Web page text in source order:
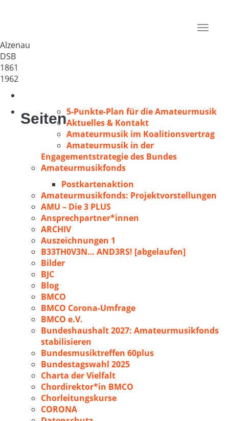
Toggle
Alzenau
DSB
1861
1962
Seiten5-Punkte-Plan für die Amateurmusik
Aktuelles & Kontakt
Amateurmusik im Koalitionsvertrag
Amateurmusik in der
Engagementstrategie des Bundes
Amateurmusikfonds
Postkartenaktion
Amateurmusikfonds: Projektvorstellungen
AMU – Die 3 PLUS
Ansprechpartner*innen
ARCHIV
Auszeichnungen 1
B33TH0V3N… AND3RS! [abgelaufen]
Bilder
BJC
Blog
BMCO
BMCO Corona-Umfrage
BMCO e.V.
Bundeshaushalt 2027: Amateurmusikfonds
stabilisieren
Bundesmusiktreffen 60plus
Bundestagswahl 2025
Charta der Vielfalt
Chordirektor*in BMCO
Chorleitungskurse
CORONA